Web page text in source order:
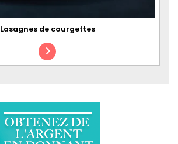
Lasagnes de courgettes